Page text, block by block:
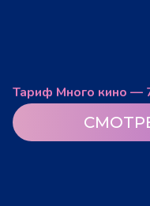
Тариф Много кино —